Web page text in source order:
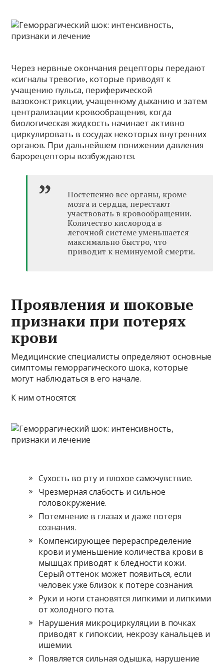
Через нервные окончания рецепторы передают
«сигналы тревоги», которые приводят к
учащению пульса, периферической
вазоконстрикции, учащенному дыханию и затем
централизации кровообращения, когда
биологическая жидкость начинает активно
циркулировать в сосудах некоторых внутренних
органов. При дальнейшем понижении давления
барорецепторы возбуждаются.
Постепенно все органы, кроме
мозга и сердца, перестают
участвовать в кровообращении.
Количество кислорода в
легочной системе уменьшается
максимально быстро, что
приводит к неминуемой смерти.
Проявления и шоковые
признаки при потерях
крови
Медицинские специалисты определяют основные
симптомы геморрагического шока, которые
могут наблюдаться в его начале.
К ним относятся:
Сухость во рту и плохое самочувствие.
Чрезмерная слабость и сильное
головокружение.
Потемнение в глазах и даже потеря
сознания.
Компенсирующее перераспределение
крови и уменьшение количества крови в
мышцах приводят к бледности кожи.
Серый оттенок может появиться, если
человек уже близок к потере сознания.
Руки и ноги становятся липкими и липкими
от холодного пота.
Нарушения микроциркуляции в почках
приводят к гипоксии, некрозу канальцев и
ишемии.
Появляется сильная одышка, нарушение